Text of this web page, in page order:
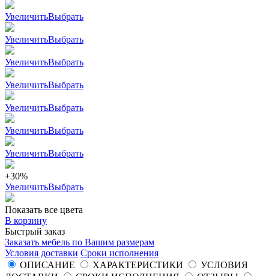
УвеличитьВыбрать
УвеличитьВыбрать
УвеличитьВыбрать
УвеличитьВыбрать
УвеличитьВыбрать
УвеличитьВыбрать
УвеличитьВыбрать
+30%
УвеличитьВыбрать
Показать все цвета
В корзину
Быстрый заказ
Заказать мебель по Вашим размерам
Условия доставки Сроки исполнения
ОПИСАНИЕ
ХАРАКТЕРИСТИКИ
УСЛОВИЯ